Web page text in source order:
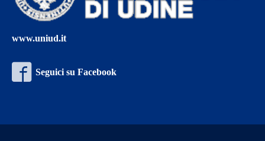
www.uniud.it
Seguici su Facebook